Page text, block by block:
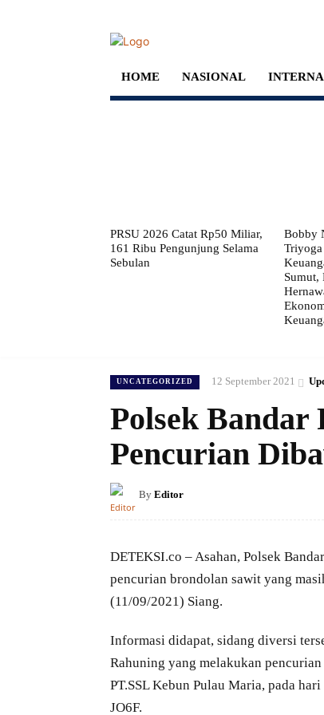
HOME NASIONAL
PRSU 2026 Catat Rp50 Miliar,
161 Ribu Pengunjung Selama
Sebulan
Bobby
Sumut,
UNCATEGORIZED 12 September 2021
Polsek Bandar
Pencurian
By Editor
DETEKSI.co – Asahan, Polsek
pencurian brondolan sawit yang
(11/09/2021) Siang.
Informasi didapat, sidang diversi
Rahuning yang melakukan
PT.SSL Kebun Pulau Maria, pada
JO6F.